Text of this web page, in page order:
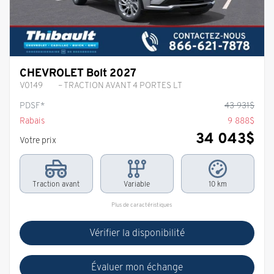
CHEVROLET Bolt 2027
V0149
– TRACTION AVANT 4 PORTES LT
PDSF*
43 931$
Rabais
9 888$
Votre prix
34 043$
Traction avant Variable 10 km
Plus de caractéristiques
Vérifier la disponibilité
Évaluer mon échange